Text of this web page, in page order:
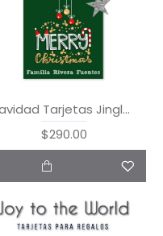
Navidad Tarjetas Jingle Bells
$290.00